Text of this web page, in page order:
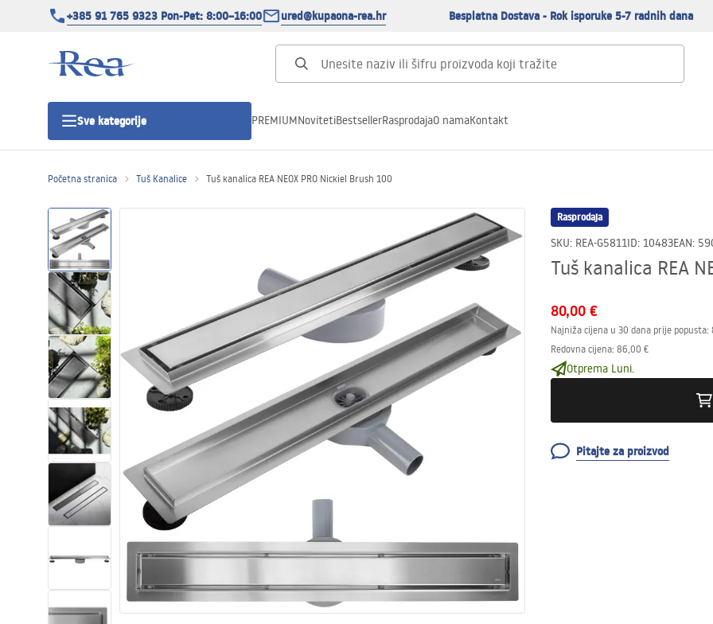
+385 91 765 9323 Pon-Pet: 8:00–16:00 ured@kupaona-rea.hr Besplatna Dostava - Rok isporuke 5-7 radnih dana
Sve kategorije
Tuš vrata
Tuš kade
Tuš Kanalice
WC školjke
Umivaonici
Kade i paravani
Miješalice, pipe, slavine
Tuševi
Kuhinja
PREMIUMNovitetiBestsellerRasprodajaO namaKontakt
Početna stranica Tuš Kanalice Tuš kanalica REA NEOX PRO Nickiel Brush 100
Rasprodaja
SKU: REA-G5811ID: 10483EAN:
Tuš kanalica REA
80,00 €
Najniža cijena u 30 dana prije popusta:
Redovna cijena: 86,00 €
Otprema Luni.
Pitajte za proizvod